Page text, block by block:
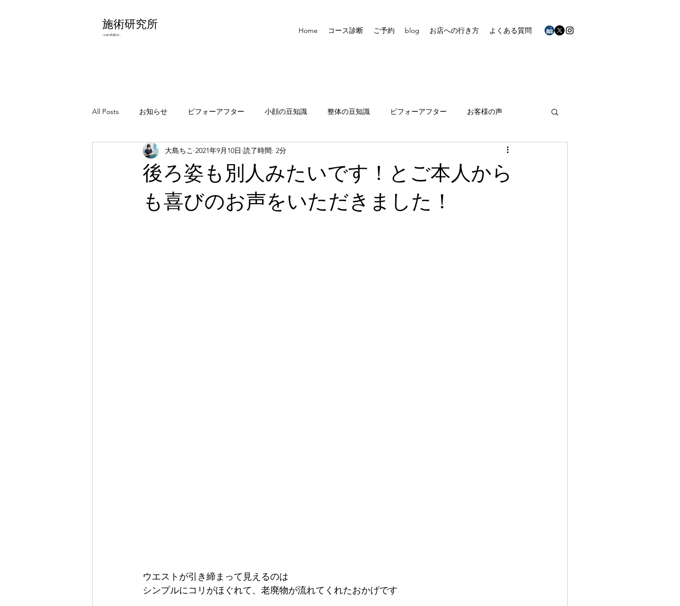
施術研究所
-carelabo- Home コース診断 ご予約 blog お店への行き方 よくある質問
All Posts お知らせ ビフォーアフター 小顔の豆知識 整体の豆知識 ビフォーアフター お客様の声
わりとどうでもいいこと エラ張りについて
後ろ姿も別人みたいです！とご本人から
も喜びのお声をいただきました！
大島ちこ 2021年9月10日 読了時間: 2分
ウエストが引き締まって見えるのは
シンプルにコリがほぐれて、老廃物が流れてくれたおかげです